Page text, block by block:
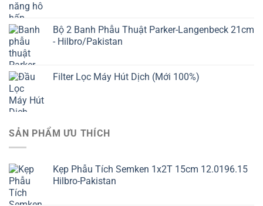
Bộ 2 Banh Phẫu Thuật Parker-Langenbeck 21cm
- Hilbro/Pakistan
Filter Lọc Máy Hút Dịch (Mới 100%)
SẢN PHẨM ƯU THÍCH
Kẹp Phẫu Tích Semken 1x2T 15cm 12.0196.15
Hilbro-Pakistan